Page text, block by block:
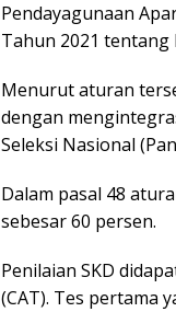
Pendayagunaan
Tahun 2021 tentang
Menurut aturan
dengan
Seleksi Nasional
Dalam pasal 48
sebesar 60 persen.
Penilaian SKD
(CAT). Tes pertama